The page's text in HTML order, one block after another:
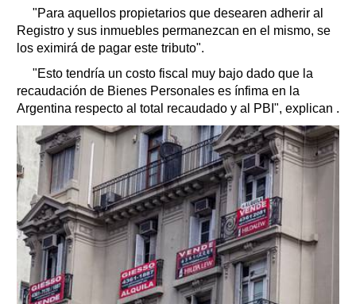
"Para aquellos propietarios que desearen adherir al
Registro y sus inmuebles permanezcan en el mismo, se
los eximirá de pagar este tributo".
"Esto tendría un costo fiscal muy bajo dado que la
recaudación de Bienes Personales es ínfima en la
Argentina respecto al total recaudado y al PBI", explican .